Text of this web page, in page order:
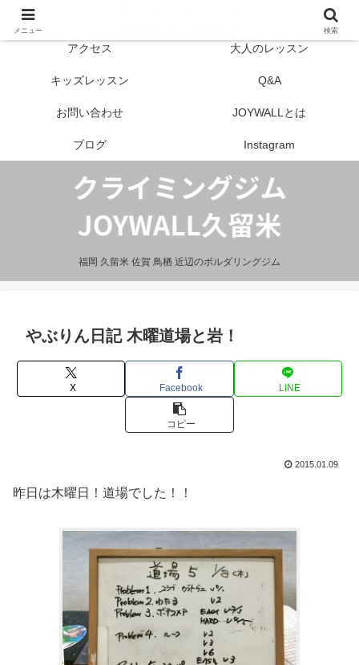
福岡 久留米 佐賀 鳥栖 近辺のボルダリングジム
アクセス 大人のレッスン
キッズレッスン Q&A
お問い合わせ JOYWALLとは
ブログ Instagram
やぶりん日記 木曜道場と岩！
X Facebook LINE
コピー
2015.01.09
昨日は木曜日！道場でした！！
メニュー 検索